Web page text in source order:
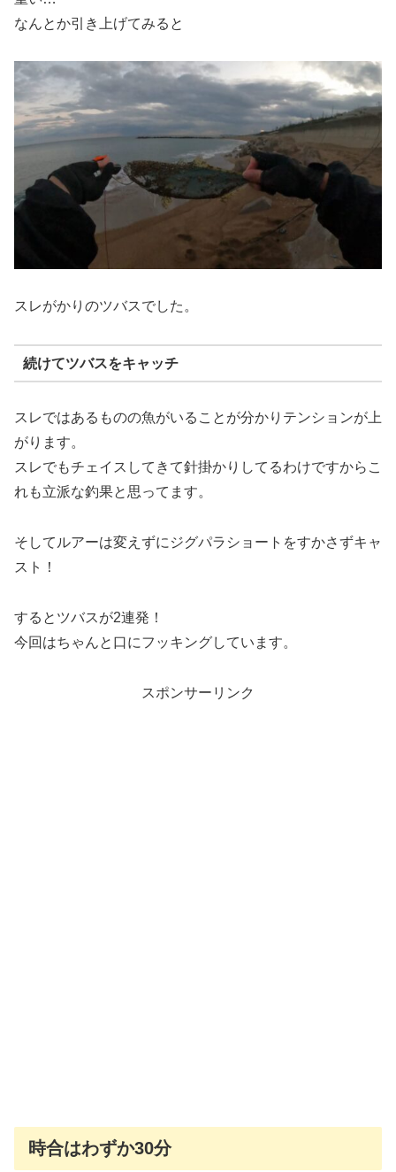
なんとか引き上げてみると
スレがかりのツバスでした。
続けてツバスをキャッチ
スレではあるものの魚がいることが分かりテンションが上
がります。
スレでもチェイスしてきて針掛かりしてるわけですからこ
れも立派な釣果と思ってます。
そしてルアーは変えずにジグパラショートをすかさずキャ
スト！
するとツバスが2連発！
今回はちゃんと口にフッキングしています。
スポンサーリンク
時合はわずか30分